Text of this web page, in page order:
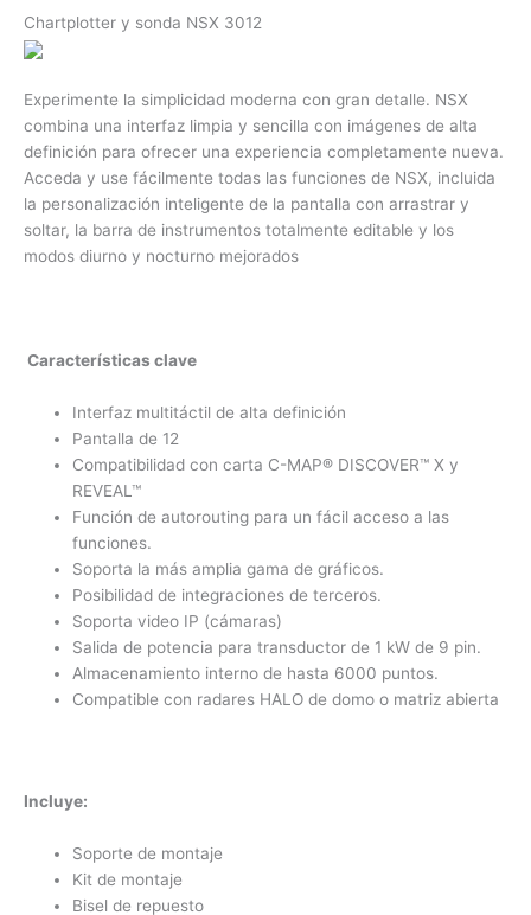
Chartplotter y sonda NSX 3012
Experimente la simplicidad moderna con gran detalle. NSX
combina una interfaz limpia y sencilla con imágenes de alta
definición para ofrecer una experiencia completamente nueva.
Acceda y use fácilmente todas las funciones de NSX, incluida
la personalización inteligente de la pantalla con arrastrar y
soltar, la barra de instrumentos totalmente editable y los
modos diurno y nocturno mejorados
Características clave
Interfaz multitáctil de alta definición
Pantalla de 12
Compatibilidad con carta C-MAP® DISCOVER™ X y
REVEAL™
Función de autorouting para un fácil acceso a las
funciones.
Soporta la más amplia gama de gráficos.
Posibilidad de integraciones de terceros.
Soporta video IP (cámaras)
Salida de potencia para transductor de 1 kW de 9 pin.
Almacenamiento interno de hasta 6000 puntos.
Compatible con radares HALO de domo o matriz abierta
Incluye:
Soporte de montaje
Kit de montaje
Bisel de repuesto